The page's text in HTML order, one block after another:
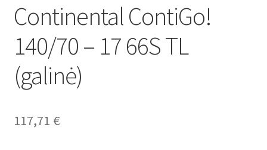
Continental ContiGo!
140/70 – 17 66S TL
(galinė)
117,71 €